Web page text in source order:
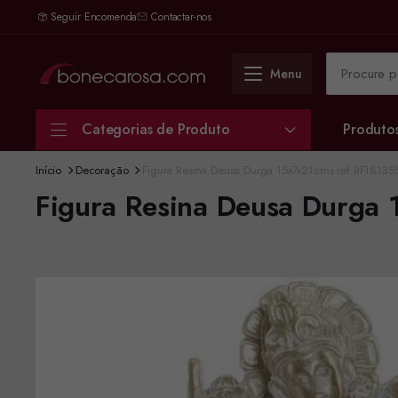
Seguir Encomenda Contactar-nos
Menu
Categorias de Produto
Início Decoração
Figura Resina Deusa Durga